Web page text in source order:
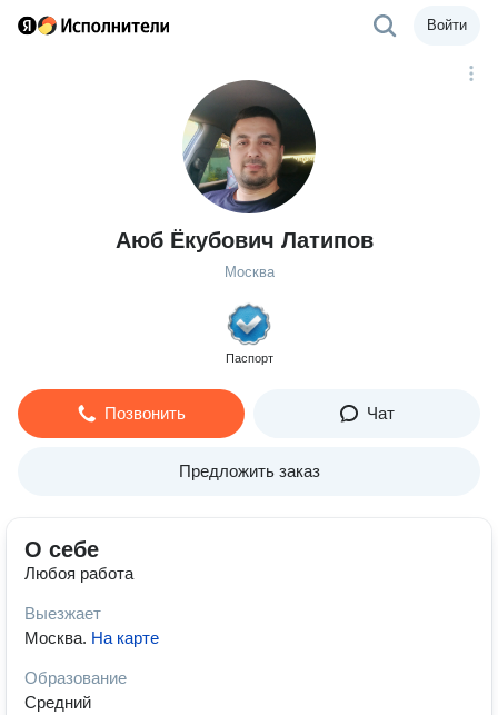
Войти
Аюб Ёкубович Латипов
Москва
Паспорт
Позвонить Чат
Предложить заказ
О себе
Любоя работа
Выезжает
Москва. На карте
Образование
Средний